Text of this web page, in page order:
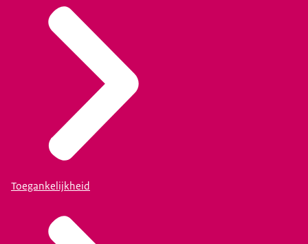
Toegankelijkheid